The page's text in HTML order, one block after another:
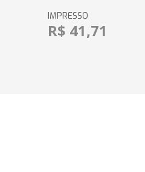
IMPRESSO
R$ 41,71